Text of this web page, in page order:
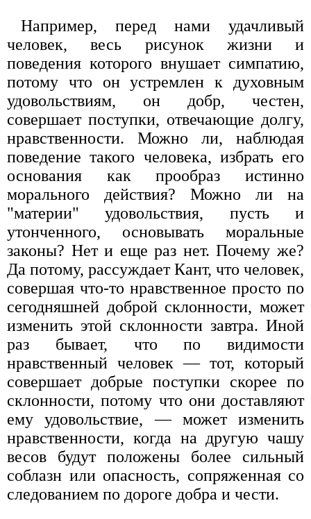
Например, перед нами удачливый
человек, весь рисунок жизни и
поведения которого внушает симпатию,
потому что он устремлен к духовным
удовольствиям, он добр, честен,
совершает поступки, отвечающие долгу,
нравственности. Можно ли, наблюдая
поведение такого человека, избрать его
основания как прообраз истинно
морального действия? Можно ли на
"материи" удовольствия, пусть и
утонченного, основывать моральные
законы? Нет и еще раз нет. Почему же?
Да потому, рассуждает Кант, что человек,
совершая что-то нравственное просто по
сегодняшней доброй склонности, может
изменить этой склонности завтра. Иной
раз бывает, что по видимости
нравственный человек — тот, который
совершает добрые поступки скорее по
склонности, потому что они доставляют
ему удовольствие, — может изменить
нравственности, когда на другую чашу
весов будут положены более сильный
соблазн или опасность, сопряженная со
следованием по дороге добра и чести.